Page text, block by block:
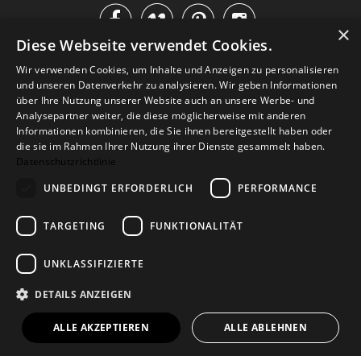

IM KATALOG BLÄTTERN
Versand Zahlarten
Retoure
Widerrufsformular
© 2026Baltic Design Shop. Baltic Design Shop
×
Diese Webseite verwendet Cookies.
Wir verwenden Cookies, um Inhalte und Anzeigen zu personalisieren
und unseren Datenverkehr zu analysieren. Wir geben Informationen
über Ihre Nutzung unserer Website auch an unsere Werbe- und
Analysepartner weiter, die diese möglicherweise mit anderen
Informationen kombinieren, die Sie ihnen bereitgestellt haben oder
die sie im Rahmen Ihrer Nutzung ihrer Dienste gesammelt haben.
Datenschutzrichtlinie
UNBEDINGT ERFORDERLICH
PERFORMANCE
TARGETING FUNKTIONALITÄT
UNKLASSIFIZIERTE
DETAILS ANZEIGEN
ALLE AKZEPTIEREN ALLE ABLEHNEN